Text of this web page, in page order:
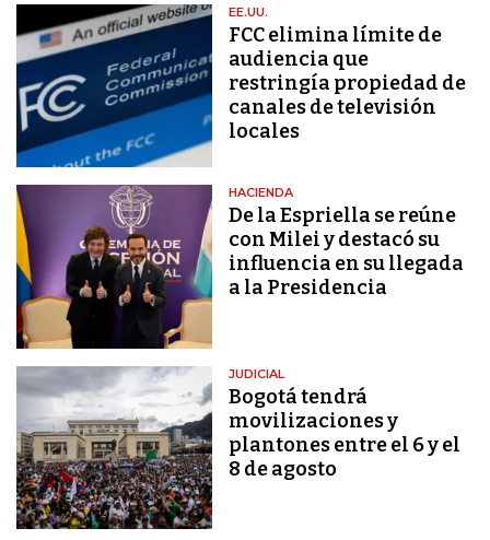
EE.UU.
FCC elimina límite de
audiencia que
restringía propiedad de
canales de televisión
locales
HACIENDA
De la Espriella se reúne
con Milei y destacó su
influencia en su llegada
a la Presidencia
JUDICIAL
Bogotá tendrá
movilizaciones y
plantones entre el 6 y el
8 de agosto